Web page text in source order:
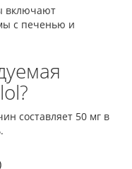
включают
с печенью и
составляет 50 мг в